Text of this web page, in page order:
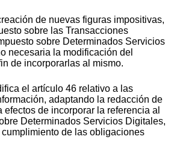
de nuevas figuras impositivas,
sobre las Transacciones
sobre Determinados Servicios
necesaria la modificación del
de incorporarlas al mismo.
el artículo 46 relativo a las
adaptando la redacción de
efectos de incorporar la referencia al
Determinados Servicios Digitales,
de las obligaciones